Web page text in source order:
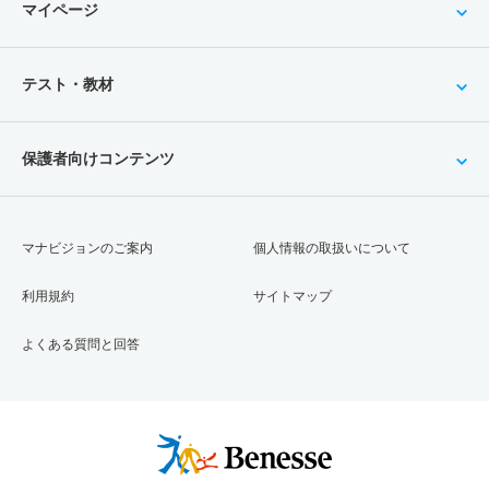
マイページ
テスト・教材
保護者向けコンテンツ
マナビジョンのご案内
利用規約
よくある質問と回答
個人情報の取扱いについて
サイトマップ